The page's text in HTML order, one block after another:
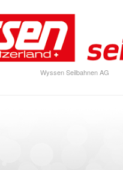
Wyssen Seilbahnen AG